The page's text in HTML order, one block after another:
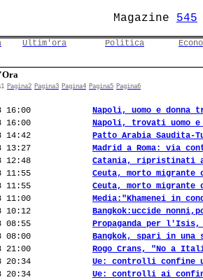
   Magazine
545
Ultim'ora Politica
Pagina2 Pagina3 Pagina4 Pagina5 Pagina6
16:00
Napoli, uomo e donna
16:00
Napoli, trovati uomo e
14:42
Patto Arabia Saudita-
13:27
Madrid a Roma: via
12:48
Catania, ripristinati
11:55
Ceuta, morto migrante
11:55
Ceuta, morto migrante
11:00
Media:"Khamenei in
10:12
Bangkok:uccide
08:55
Propaganda per l'Isis,
08:00
Bangkok, spari in
21:00
Rogo Crans, "No a
20:34
Ue: controlli confine
20:34
Ue: controlli ai